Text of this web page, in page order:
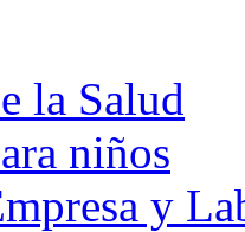
la Salud
niños
y